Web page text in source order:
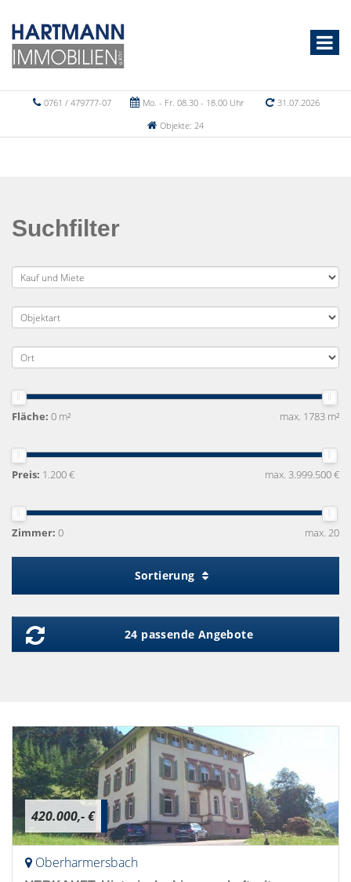
0761 / 479777-07 Mo. - Fr. 08.30 - 18.00 Uhr
31.07.2026
Objekte: 24
Suchfilter
Fläche: 0 m² max. 1783 m²
Preis: 1.200 € max. 3.999.500 €
Zimmer: 0 max. 20
Sortierung
24 passende Angebote
420.000,- €
Oberharmersbach